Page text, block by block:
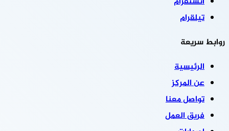
تيلقرام
روابط سريعة
الرئيسية
عن المركز
تواصل معنا
فريق العمل